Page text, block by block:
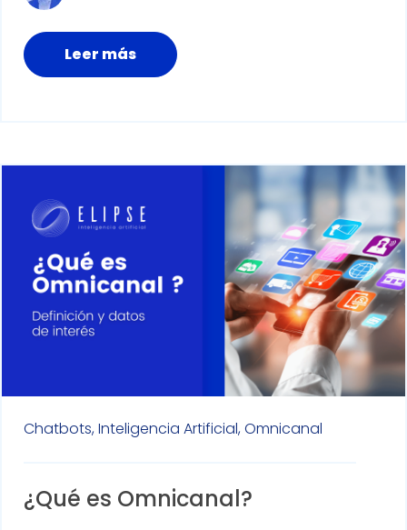
Leer más
Chatbots,Inteligencia Artificial,Omnicanal
¿Qué es Omnicanal?